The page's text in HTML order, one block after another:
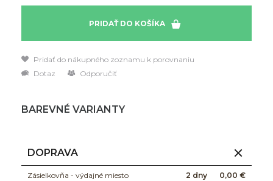
PRIDAŤ DO KOŠÍKA
Pridať do nákupného zoznamu k porovnaniu
Dotaz
Odporučiť
BAREVNÉ VARIANTY
DOPRAVA
Zásielkovňa - výdajné miesto 2 dny 0,00 €